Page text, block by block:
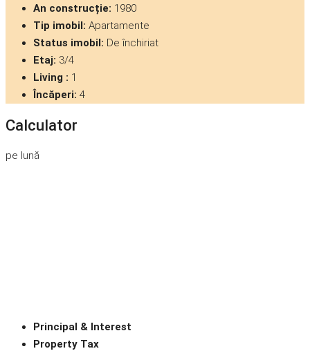
An construcție: 1980
Tip imobil: Apartamente
Status imobil: De închiriat
Etaj: 3/4
Living : 1
Încăperi: 4
Calculator
pe lună
Principal & Interest
Property Tax